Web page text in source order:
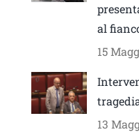
al
15
13